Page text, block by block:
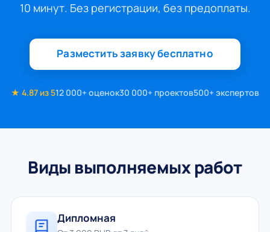
10 минут. Без регистрации, без предоплаты.
Разместить заявку бесплатно
★ 4.87 из 512 000+ оценок30 000+ проектов500+ экспертов
Виды выполняемых работ
Дипломная